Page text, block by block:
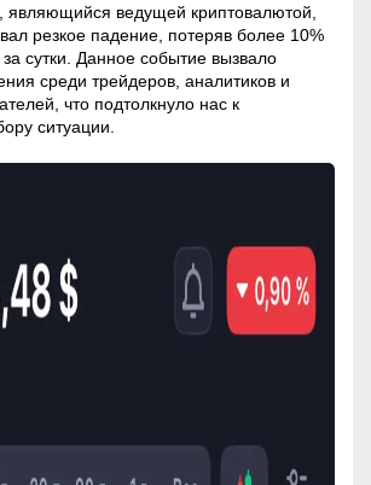
являющийся ведущей криптовалютой,
резкое падение, потеряв более 10%
сутки. Данное событие вызвало
среди трейдеров, аналитиков и
что подтолкнуло нас к
ситуации.